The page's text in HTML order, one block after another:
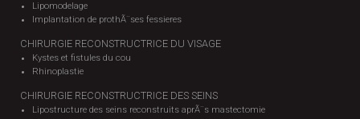
Lipomodelage
Implantation de prothÃ¨ses fessieres
CHIRURGIE RECONSTRUCTRICE DU VISAGE
Kystes et fistules du cou
Rhinoplastie
CHIRURGIE RECONSTRUCTRICE DES SEINS
Lipostructure des seins reconstruits aprÃ¨s mastectomie